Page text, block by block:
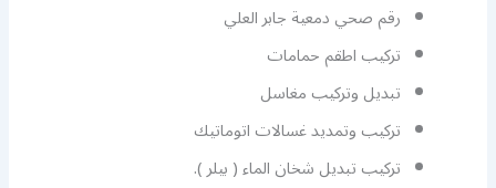
رقم صحي دمعية جابر العلي
تركيب اطقم حمامات
تبديل وتركيب مغاسل
تركيب وتمديد غسالات اتوماتيك
تركيب تبديل شخان الماء ( بيلر ).